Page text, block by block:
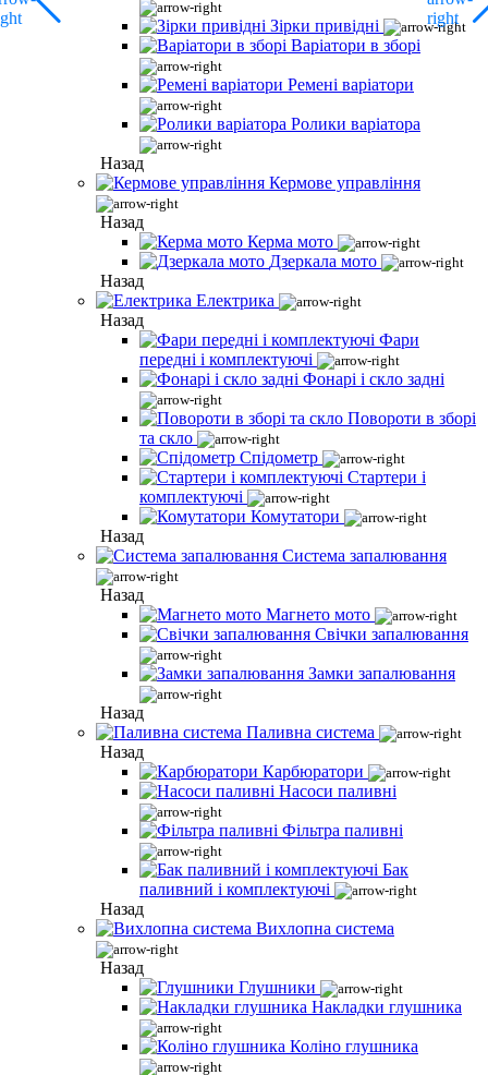
Зірки привідні
Варіатори в зборі
Ремені варіатори
Ролики варіатора
Назад
Кермове управління
Назад
Керма мото
Дзеркала мото
Назад
Електрика
Назад
Фари
передні і комплектуючі
Фонарі і скло задні
Повороти в зборі
та скло
Спідометр
Стартери і
комплектуючі
Комутатори
Назад
Система запалювання
Назад
Магнето мото
Свічки запалювання
Замки запалювання
Назад
Паливна система
Назад
Карбюратори
Насоси паливні
Фільтра паливні
Бак
паливний і комплектуючі
Назад
Вихлопна система
Назад
Глушники
Накладки глушника
Коліно глушника